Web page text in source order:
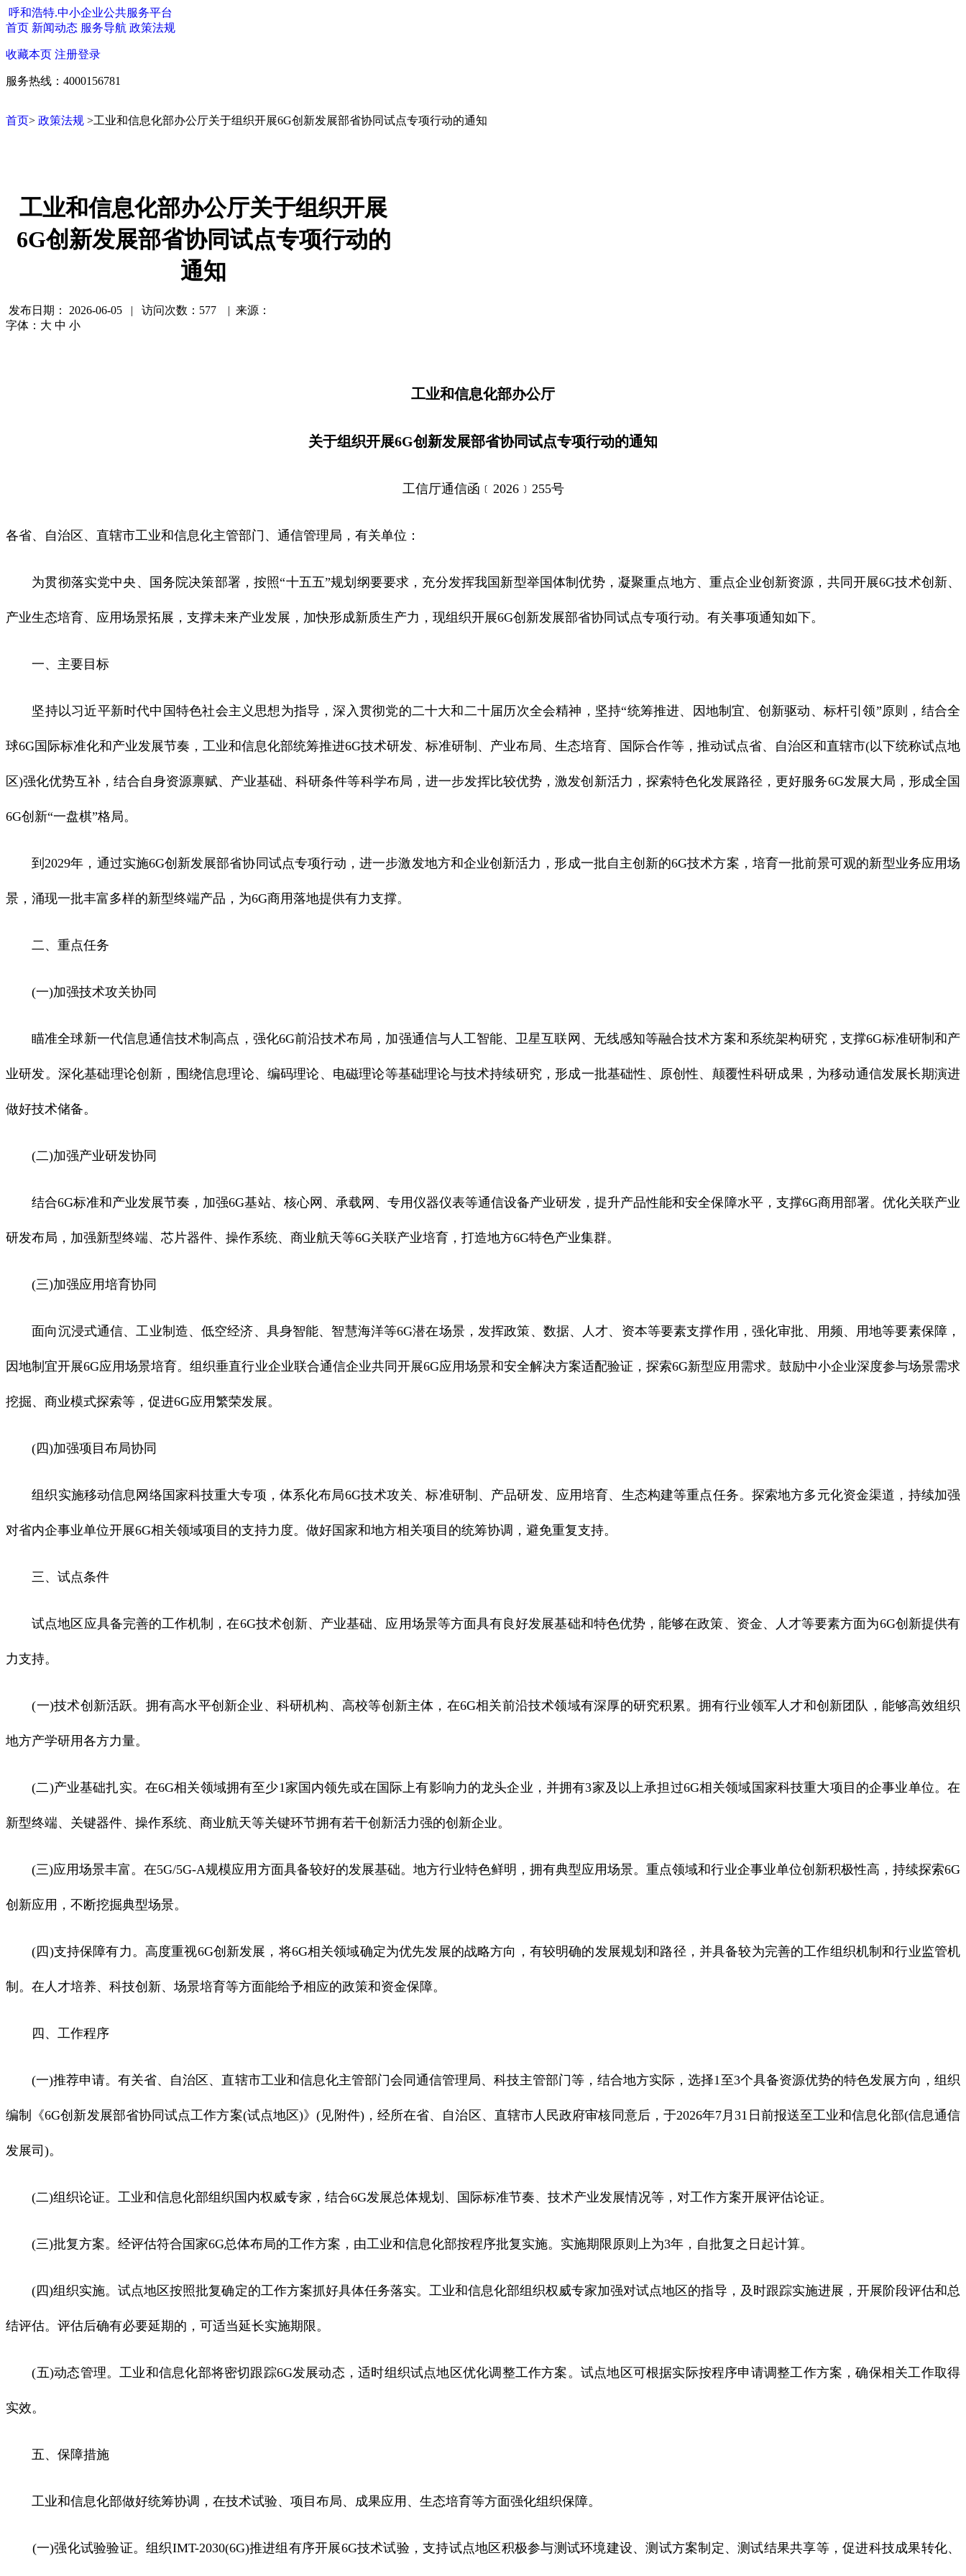
呼和浩特.中小企业公共服务平台
首页 新闻动态 服务导航 政策法规
收藏本页 注册登录
服务热线：4000156781
首页> 政策法规 >工业和信息化部办公厅关于组织开展6G创新发展部省协同试点专项行动的通知
工业和信息化部办公厅关于组织开展
6G创新发展部省协同试点专项行动的
通知
发布日期：
2026-06-05 | 访问次数：577 | 来源：
字体： 大 中 小
工业和信息化部办公厅
关于组织开展6G创新发展部省协同试点专项行动的通知
工信厅通信函﹝2026﹞255号
各省、自治区、直辖市工业和信息化主管部门、通信管理局，有关单位：
为贯彻落实党中央、国务院决策部署，按照“十五五”规划纲要要求，充分发挥我国新型举国体制优势，凝聚重点地方、重点企业创新资源，共同开展6G技术创新、
产业生态培育、应用场景拓展，支撑未来产业发展，加快形成新质生产力，现组织开展6G创新发展部省协同试点专项行动。有关事项通知如下。
一、主要目标
坚持以习近平新时代中国特色社会主义思想为指导，深入贯彻党的二十大和二十届历次全会精神，坚持“统筹推进、因地制宜、创新驱动、标杆引领”原则，结合全
球6G国际标准化和产业发展节奏，工业和信息化部统筹推进6G技术研发、标准研制、产业布局、生态培育、国际合作等，推动试点省、自治区和直辖市(以下统称试点地
区)强化优势互补，结合自身资源禀赋、产业基础、科研条件等科学布局，进一步发挥比较优势，激发创新活力，探索特色化发展路径，更好服务6G发展大局，形成全国
6G创新“一盘棋”格局。
到2029年，通过实施6G创新发展部省协同试点专项行动，进一步激发地方和企业创新活力，形成一批自主创新的6G技术方案，培育一批前景可观的新型业务应用场
景，涌现一批丰富多样的新型终端产品，为6G商用落地提供有力支撑。
二、重点任务
(一)加强技术攻关协同
瞄准全球新一代信息通信技术制高点，强化6G前沿技术布局，加强通信与人工智能、卫星互联网、无线感知等融合技术方案和系统架构研究，支撑6G标准研制和产
业研发。深化基础理论创新，围绕信息理论、编码理论、电磁理论等基础理论与技术持续研究，形成一批基础性、原创性、颠覆性科研成果，为移动通信发展长期演进
做好技术储备。
(二)加强产业研发协同
结合6G标准和产业发展节奏，加强6G基站、核心网、承载网、专用仪器仪表等通信设备产业研发，提升产品性能和安全保障水平，支撑6G商用部署。优化关联产业
研发布局，加强新型终端、芯片器件、操作系统、商业航天等6G关联产业培育，打造地方6G特色产业集群。
(三)加强应用培育协同
面向沉浸式通信、工业制造、低空经济、具身智能、智慧海洋等6G潜在场景，发挥政策、数据、人才、资本等要素支撑作用，强化审批、用频、用地等要素保障，
因地制宜开展6G应用场景培育。组织垂直行业企业联合通信企业共同开展6G应用场景和安全解决方案适配验证，探索6G新型应用需求。鼓励中小企业深度参与场景需求
挖掘、商业模式探索等，促进6G应用繁荣发展。
(四)加强项目布局协同
组织实施移动信息网络国家科技重大专项，体系化布局6G技术攻关、标准研制、产品研发、应用培育、生态构建等重点任务。探索地方多元化资金渠道，持续加强
对省内企事业单位开展6G相关领域项目的支持力度。做好国家和地方相关项目的统筹协调，避免重复支持。
三、试点条件
试点地区应具备完善的工作机制，在6G技术创新、产业基础、应用场景等方面具有良好发展基础和特色优势，能够在政策、资金、人才等要素方面为6G创新提供有
力支持。
(一)技术创新活跃。拥有高水平创新企业、科研机构、高校等创新主体，在6G相关前沿技术领域有深厚的研究积累。拥有行业领军人才和创新团队，能够高效组织
地方产学研用各方力量。
(二)产业基础扎实。在6G相关领域拥有至少1家国内领先或在国际上有影响力的龙头企业，并拥有3家及以上承担过6G相关领域国家科技重大项目的企事业单位。在
新型终端、关键器件、操作系统、商业航天等关键环节拥有若干创新活力强的创新企业。
(三)应用场景丰富。在5G/5G-A规模应用方面具备较好的发展基础。地方行业特色鲜明，拥有典型应用场景。重点领域和行业企事业单位创新积极性高，持续探索6G
创新应用，不断挖掘典型场景。
(四)支持保障有力。高度重视6G创新发展，将6G相关领域确定为优先发展的战略方向，有较明确的发展规划和路径，并具备较为完善的工作组织机制和行业监管机
制。在人才培养、科技创新、场景培育等方面能给予相应的政策和资金保障。
四、工作程序
(一)推荐申请。有关省、自治区、直辖市工业和信息化主管部门会同通信管理局、科技主管部门等，结合地方实际，选择1至3个具备资源优势的特色发展方向，组织
编制《6G创新发展部省协同试点工作方案(试点地区)》(见附件)，经所在省、自治区、直辖市人民政府审核同意后，于2026年7月31日前报送至工业和信息化部(信息通信
发展司)。
(二)组织论证。工业和信息化部组织国内权威专家，结合6G发展总体规划、国际标准节奏、技术产业发展情况等，对工作方案开展评估论证。
(三)批复方案。经评估符合国家6G总体布局的工作方案，由工业和信息化部按程序批复实施。实施期限原则上为3年，自批复之日起计算。
(四)组织实施。试点地区按照批复确定的工作方案抓好具体任务落实。工业和信息化部组织权威专家加强对试点地区的指导，及时跟踪实施进展，开展阶段评估和总
结评估。评估后确有必要延期的，可适当延长实施期限。
(五)动态管理。工业和信息化部将密切跟踪6G发展动态，适时组织试点地区优化调整工作方案。试点地区可根据实际按程序申请调整工作方案，确保相关工作取得
实效。
五、保障措施
工业和信息化部做好统筹协调，在技术试验、项目布局、成果应用、生态培育等方面强化组织保障。
(一)强化试验验证。组织IMT-2030(6G)推进组有序开展6G技术试验，支持试点地区积极参与测试环境建设、测试方案制定、测试结果共享等，促进科技成果转化、